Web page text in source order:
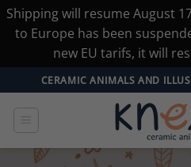
Shipping will resume August
to Europe has been
new EU tarifs, it will
au
contenu
CERAMIC ANIMALS AND